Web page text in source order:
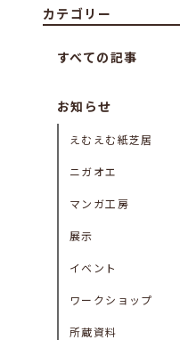
カテゴリー
すべての記事
お知らせ
えむえむ紙芝居
ニガオエ
マンガ工房
展示
イベント
ワークショップ
所蔵資料